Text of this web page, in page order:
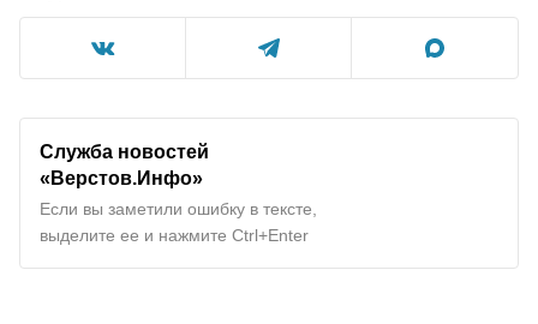
Служба новостей
«Верстов.Инфо»
Если вы заметили ошибку в тексте,
выделите ее и нажмите Ctrl+Enter